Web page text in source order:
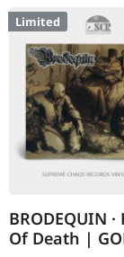
Limited
BRODEQUIN
Of Death |